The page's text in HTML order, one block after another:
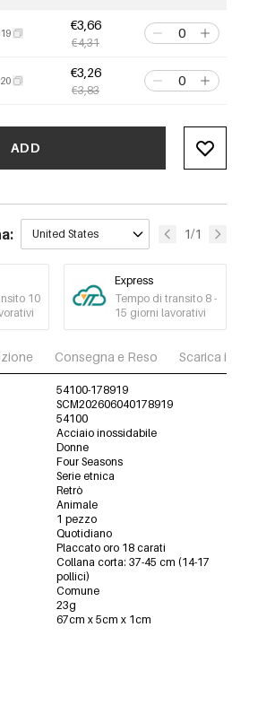
€3,66
€4,31
€3,26
€3,83
ADD
United States 1/1
10
Express
Tempo di transito 8 -
15 giorni lavorativi
Consegna e Reso Scarica immagini
54100-178919
SCM202606040178919
54100
Acciaio inossidabile
Donne
Four Seasons
Serie etnica
Retrò
Animale
1 pezzo
Quotidiano
Placcato oro 18 carati
Collana corta: 37-45 cm (14-17
pollici)
Comune
23g
67cm x 5cm x 1cm